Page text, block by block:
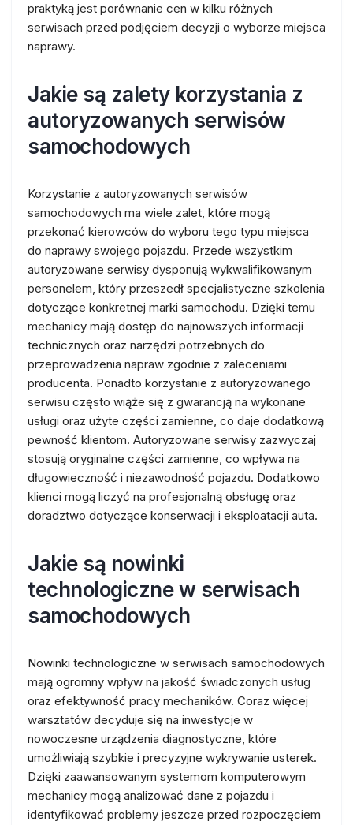
praktyką jest porównanie cen w kilku różnych
serwisach przed podjęciem decyzji o wyborze miejsca
naprawy.
Jakie są zalety korzystania z
autoryzowanych serwisów
samochodowych
Korzystanie z autoryzowanych serwisów
samochodowych ma wiele zalet, które mogą
przekonać kierowców do wyboru tego typu miejsca
do naprawy swojego pojazdu. Przede wszystkim
autoryzowane serwisy dysponują wykwalifikowanym
personelem, który przeszedł specjalistyczne szkolenia
dotyczące konkretnej marki samochodu. Dzięki temu
mechanicy mają dostęp do najnowszych informacji
technicznych oraz narzędzi potrzebnych do
przeprowadzenia napraw zgodnie z zaleceniami
producenta. Ponadto korzystanie z autoryzowanego
serwisu często wiąże się z gwarancją na wykonane
usługi oraz użyte części zamienne, co daje dodatkową
pewność klientom. Autoryzowane serwisy zazwyczaj
stosują oryginalne części zamienne, co wpływa na
długowieczność i niezawodność pojazdu. Dodatkowo
klienci mogą liczyć na profesjonalną obsługę oraz
doradztwo dotyczące konserwacji i eksploatacji auta.
Jakie są nowinki
technologiczne w serwisach
samochodowych
Nowinki technologiczne w serwisach samochodowych
mają ogromny wpływ na jakość świadczonych usług
oraz efektywność pracy mechaników. Coraz więcej
warsztatów decyduje się na inwestycje w
nowoczesne urządzenia diagnostyczne, które
umożliwiają szybkie i precyzyjne wykrywanie usterek.
Dzięki zaawansowanym systemom komputerowym
mechanicy mogą analizować dane z pojazdu i
identyfikować problemy jeszcze przed rozpoczęciem